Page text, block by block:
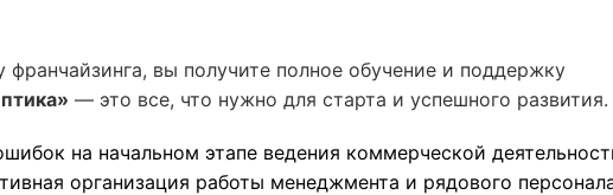
вы получите полное обучение и поддержку
— это все, что нужно для старта и успешного развития.
на начальном этапе ведения коммерческой
организация работы менеджмента и рядового